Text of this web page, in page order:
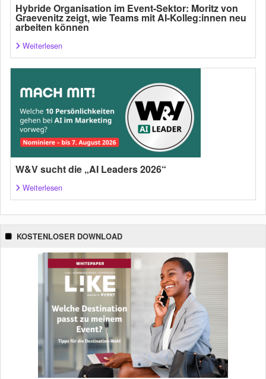
Hybride Organisation im Event-Sektor: Moritz von
Graevenitz zeigt, wie Teams mit AI-Kolleg:innen neu
arbeiten können
Weiterlesen
W&V sucht die „AI Leaders 2026“
Weiterlesen
KOSTENLOSER DOWNLOAD